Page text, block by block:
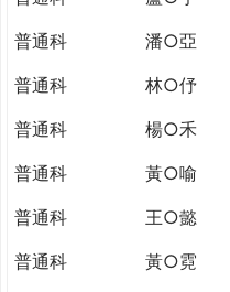
r
e
普通科
潘○亞
普通科
林○伃
普通科
楊○禾
普通科
黃○喻
普通科
王○懿
普通科
黃○霓